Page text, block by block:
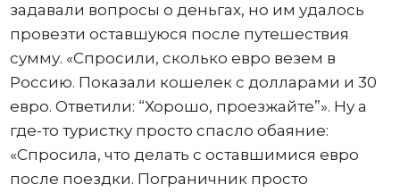
задавали вопросы о деньгах, но им удалось
провезти оставшуюся после путешествия
сумму. «Спросили, сколько евро везем в
Россию. Показали кошелек с долларами и 30
евро. Ответили: “Хорошо, проезжайте”». Ну а
где-то туристку просто спасло обаяние:
«Спросила, что делать с оставшимися евро
после поездки. Пограничник просто